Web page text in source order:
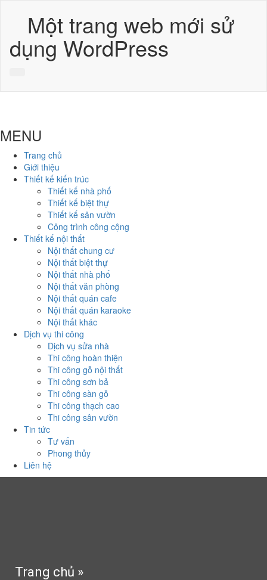
Một trang web mới sử
dụng WordPress
MENU
Trang chủ
Giới thiệu
Thiết kế kiến trúc
Thiết kế nhà phố
Thiết kế biệt thự
Thiết kế sân vườn
Công trình công cộng
Thiết kế nội thất
Nội thất chung cư
Nội thất biệt thự
Nội thất nhà phố
Nội thất văn phòng
Nội thất quán cafe
Nội thất quán karaoke
Nội thất khác
Dịch vụ thi công
Dịch vụ sửa nhà
Thi công hoàn thiện
Thi công gỗ nội thất
Thi công sơn bả
Thi công sàn gỗ
Thi công thạch cao
Thi công sân vườn
Tin tức
Tư vấn
Phong thủy
Liên hệ
Trang chủ »